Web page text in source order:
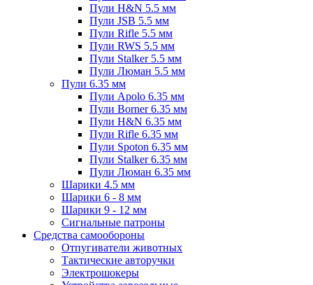
Пули H&N 5.5 мм
Пули JSB 5.5 мм
Пули Rifle 5.5 мм
Пули RWS 5.5 мм
Пули Stalker 5.5 мм
Пули Люман 5.5 мм
Пули 6.35 мм
Пули Apolo 6.35 мм
Пули Borner 6.35 мм
Пули H&N 6.35 мм
Пули Rifle 6.35 мм
Пули Spoton 6.35 мм
Пули Stalker 6.35 мм
Пули Люман 6.35 мм
Шарики 4.5 мм
Шарики 6 - 8 мм
Шарики 9 - 12 мм
Сигнальные патроны
Средства самообороны
Отпугиватели животных
Тактические авторучки
Электрошокеры